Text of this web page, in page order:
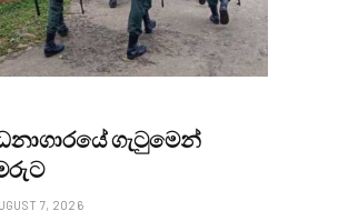
ගැටුමෙන්
7, 2026